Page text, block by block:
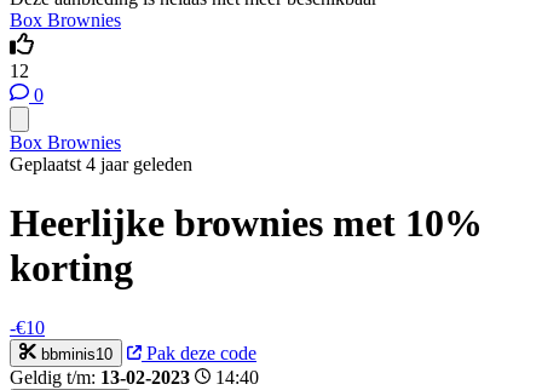
Box Brownies
12
0
Box Brownies
Geplaatst 4 jaar geleden
Heerlijke brownies met 10%
korting
-€10
bbminis10
Pak deze code
Geldig t/m: 13-02-2023 14:40